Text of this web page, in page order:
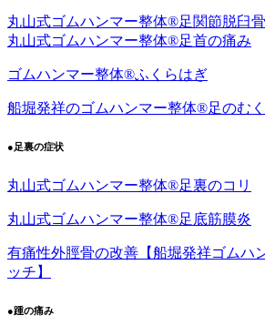
丸山式ゴムハンマー整体®︎足関節脱臼
丸山式ゴムハンマー整体®︎足首の痛み
ゴムハンマー整体®︎ふくらはぎ
船堀発祥のゴムハンマー整体®︎足のむ
●足裏の症状
丸山式ゴムハンマー整体®︎足裏のコリ
丸山式ゴムハンマー整体®︎足底筋膜炎
有痛性外脛骨の改善【船堀発祥ゴムハ
ッチ】
●踵の痛み